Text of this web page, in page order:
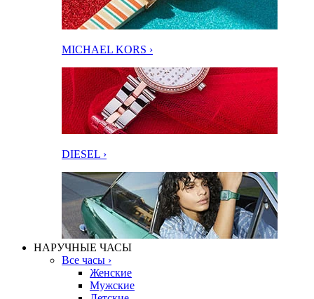
MICHAEL KORS ›
DIESEL ›
НАРУЧНЫЕ ЧАСЫ
Все часы ›
Женские
Мужские